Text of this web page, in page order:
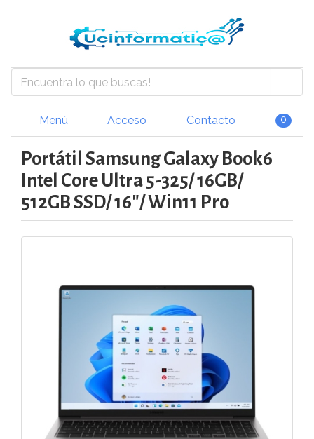
Menú Acceso Contacto 0
Portátil Samsung Galaxy Book6
Intel Core Ultra 5-325/ 16GB/
512GB SSD/ 16"/ Win11 Pro